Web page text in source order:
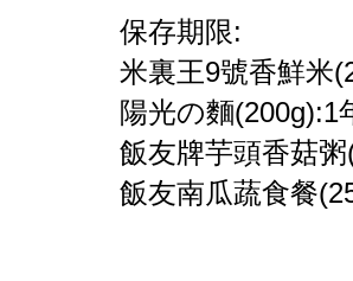
保存期限:
米裏王9號香鮮米
陽光の麵(200g):1
飯友牌芋頭香菇
飯友南瓜蔬食餐